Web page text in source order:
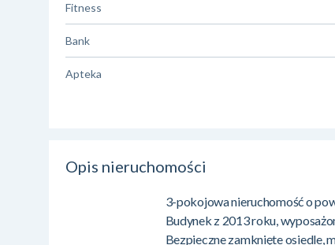
Fitness
Bank
Apteka
Opis nieruchomości
3-pokojowa nieruchomość o
Budynek z 2013 roku,
Bezpieczne zamknięte osiedle,